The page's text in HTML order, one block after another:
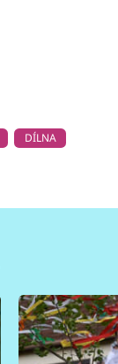
DÍLNA